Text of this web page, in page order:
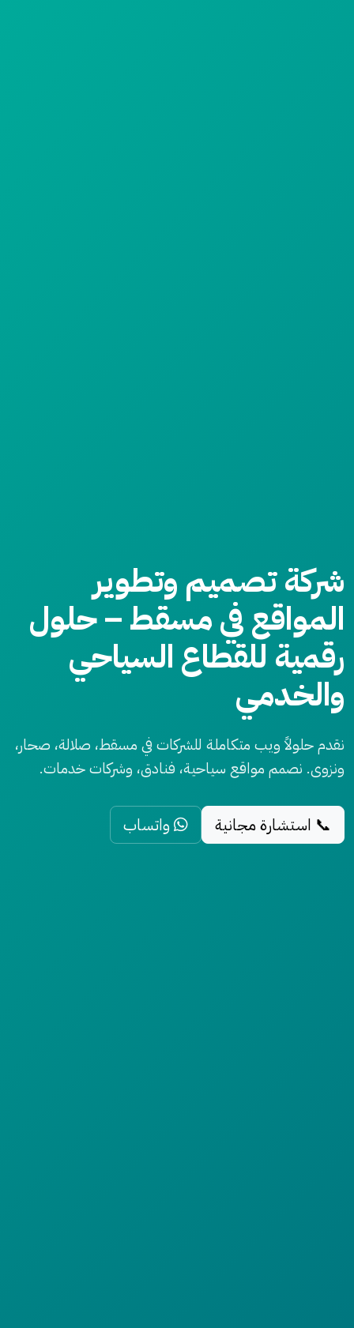
شركة تصميم وتطوير
المواقع في مسقط – حلول
رقمية للقطاع السياحي
والخدمي
نقدم حلولاً ويب متكاملة للشركات في مسقط، صلالة، صحار،
ونزوى. نصمم مواقع سياحية، فنادق، وشركات خدمات.
📞 استشارة مجانية واتساب